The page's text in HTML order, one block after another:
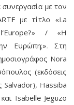
με τον
με τίτλο «La
/ «Η
Ευρώπη;». Στη
Nora
(εκδόσεις
Salvador), Hassiba
Isabelle Jeguzo